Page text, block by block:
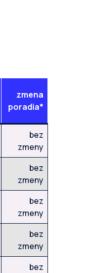
zmena
poradia*
bez
zmeny
bez
zmeny
bez
zmeny
bez
zmeny
bez